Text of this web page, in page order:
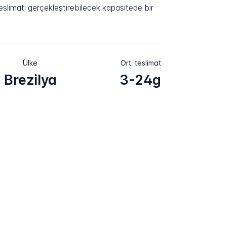
gerçekleştirebilecek kapasitede bir
Ülke
Brezilya
Ort. teslimat
3-24g